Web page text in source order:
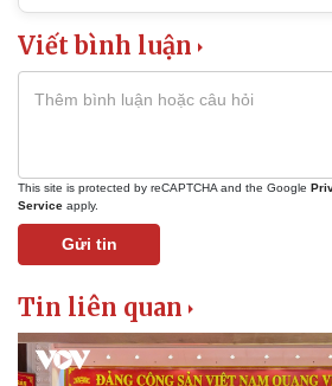
Viết bình luận
This site is protected by reCAPTCHA and the Google
Service apply.
Gửi tin
Tin liên quan